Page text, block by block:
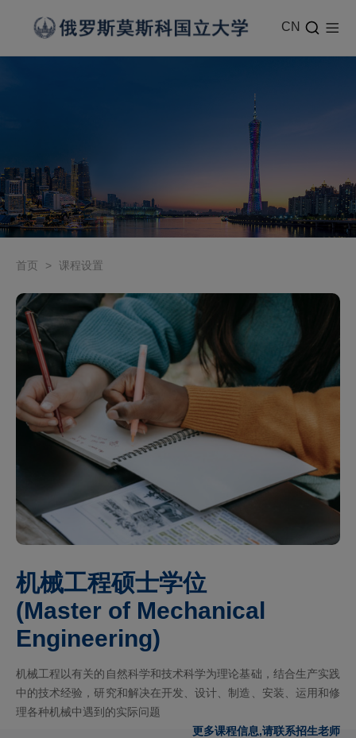
CN
首页 > 课程设置
机械工程硕士学位
(Master of Mechanical
Engineering)
机械工程以有关的自然科学和技术科学为理论基础，结合生产实践
中的技术经验，研究和解决在开发、设计、制造、安装、运用和修
理各种机械中遇到的实际问题
更多课程信息,请联系招生老师